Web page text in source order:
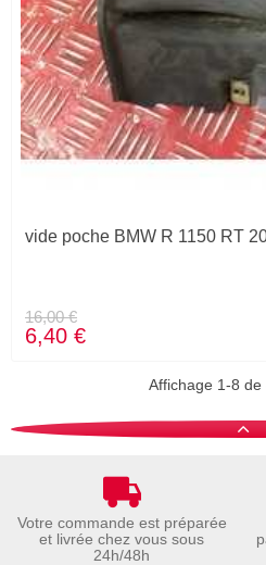
vide poche BMW R 1150 RT
16,00 €
6,40 €
Affichage 1-8 de
Votre commande est préparée
et livrée chez vous sous
24h/48h